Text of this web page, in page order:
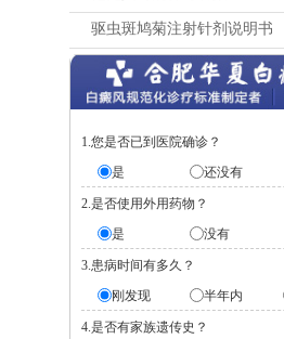
驱虫斑鸠菊注射针剂说明书
1.您是否已到医院确诊？
是
还没有
2.是否使用外用药物？
是
没有
3.患病时间有多久？
刚发现
半年内
4.是否有家族遗传史？